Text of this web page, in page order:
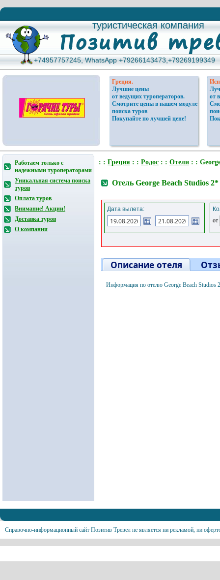
туристическая компания
туристическая компания
+74957757245, WhatsApp +79266143473,+79269199349
+74957757245, WhatsApp +79266143473,+79269199349
Греция.
Лучшие цены
от ведущих туроператоров.
Смотрите цены в нашем модуле
поиска туров
Покупайте по лучшей цене!
от
Работаем только с
надежными туроператорами
Уникальная система поиска
туров
Оплата туров
Внимание! Акции!
Доставка туров
О компании
: : Греция : : Родос : : Отели : :
Отель George Beach Studios
Дата вылета:
от
Описание отеля
Информация по отелю George Beach Studios
Справочно-информационный сайт Позитив Тревел не является ни рекламой, ни